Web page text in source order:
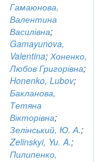
Гамаюнова,
Валентина
Василівна;
Gamayunova,
Valentina; Хоненко,
Любов Григорівна;
Honenko, Lubov;
Бакланова,
Тетяна
Вікторівна;
Зелінський, Ю. А.;
Zelinskyi, Yu. A.;
Пилипенко,